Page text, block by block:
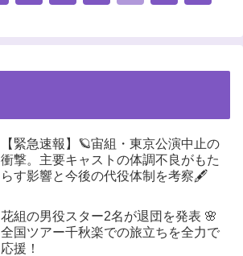
【緊急速報】🪐宙組・東京公演中止の
衝撃。主要キャストの体調不良がもた
らす影響と今後の代役体制を考察🖋️
花組の男役スター2名が退団を発表 🌸
全国ツアー千秋楽での旅立ちを全力で
応援！